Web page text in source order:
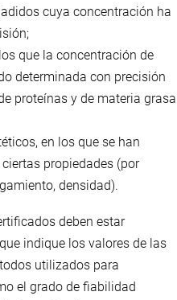
cuya concentración ha
que la concentración de
determinada con precisión
proteínas y de materia grasa
en los que se han
propiedades (por
densidad).
deben estar
indique los valores de las
utilizados para
el grado de fiabilidad